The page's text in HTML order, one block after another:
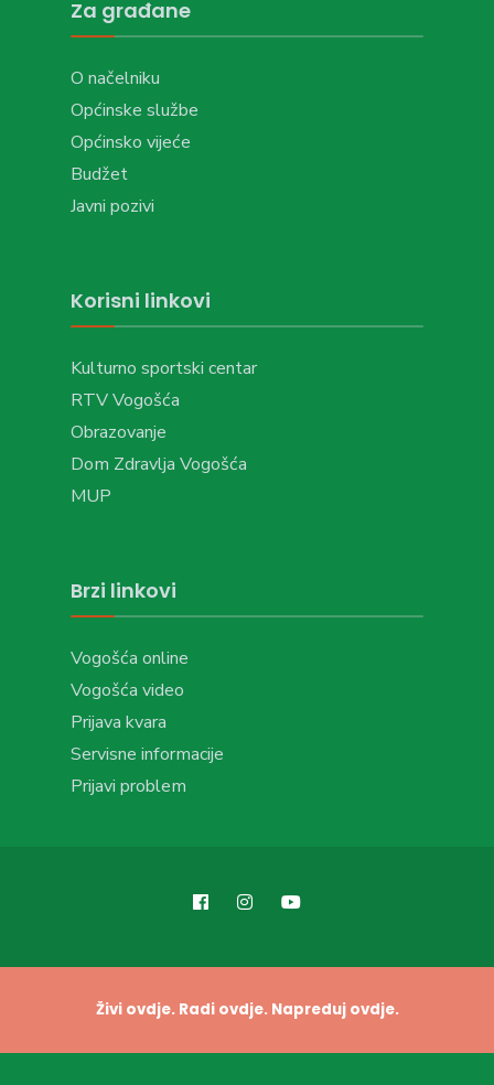
Za građane
O načelniku
Općinske službe
Općinsko vijeće
Budžet
Javni pozivi
Korisni linkovi
Kulturno sportski centar
RTV Vogošća
Obrazovanje
Dom Zdravlja Vogošća
MUP
Brzi linkovi
Vogošća online
Vogošća video
Prijava kvara
Servisne informacije
Prijavi problem
Živi ovdje. Radi ovdje. Napreduj ovdje.